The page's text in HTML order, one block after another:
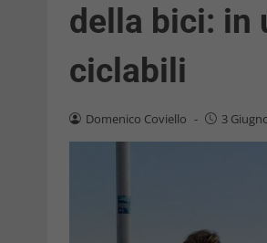
della bici: in
ciclabili
Domenico Coviello - 3